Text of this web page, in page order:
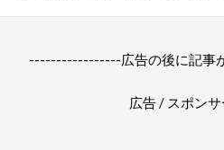
-----------------広告の後に記事
広告 / スポン